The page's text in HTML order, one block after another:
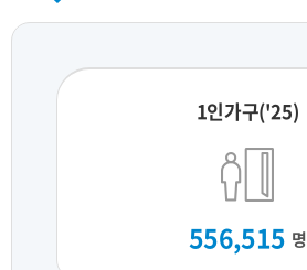
1인가구('25)
556,515 명